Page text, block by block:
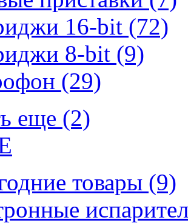
16-bit (72)
8-bit (9)
(29)
еще (2)
товары (9)